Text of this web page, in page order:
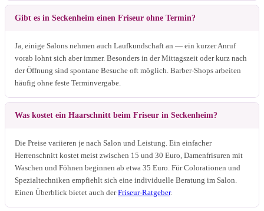
Gibt es in Seckenheim einen Friseur ohne Termin?
Ja, einige Salons nehmen auch Laufkundschaft an — ein kurzer Anruf
vorab lohnt sich aber immer. Besonders in der Mittagszeit oder kurz nach
der Öffnung sind spontane Besuche oft möglich. Barber-Shops arbeiten
häufig ohne feste Terminvergabe.
Was kostet ein Haarschnitt beim Friseur in Seckenheim?
Die Preise variieren je nach Salon und Leistung. Ein einfacher
Herrenschnitt kostet meist zwischen 15 und 30 Euro, Damenfrisuren mit
Waschen und Föhnen beginnen ab etwa 35 Euro. Für Colorationen und
Spezialtechniken empfiehlt sich eine individuelle Beratung im Salon.
Einen Überblick bietet auch derFriseur-Ratgeber.